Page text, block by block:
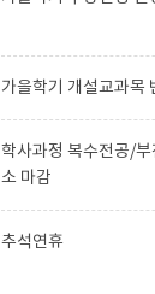
가을학기 개설교과목
학사과정 복수전공/부
소 마감
추석연휴